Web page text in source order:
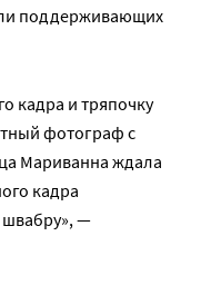
поддерживающих
кадра и тряпочку
фотограф с
Мариванна ждала
кадра
швабру», —